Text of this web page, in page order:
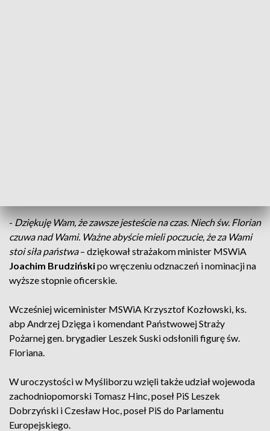
-Dziękuję Wam, że zawsze jesteście na czas. Niech św. Florian
czuwa nad Wami. Ważne abyście mieli poczucie, że za Wami
stoi siła państwa– dziękował strażakom minister MSWiA
Joachim Brudzińskipo wręczeniu odznaczeń i nominacji na
wyższe stopnie oficerskie.
Wcześniej wiceminister MSWiA Krzysztof Kozłowski, ks.
abp Andrzej Dzięga i komendant Państwowej Straży
Pożarnej gen. brygadier Leszek Suski odsłonili figurę św.
Floriana.
W uroczystości w Myśliborzu wzięli także udział wojewoda
zachodniopomorski Tomasz Hinc, poseł PiS Leszek
Dobrzyński i Czesław Hoc, poseł PiS do Parlamentu
Europejskiego.